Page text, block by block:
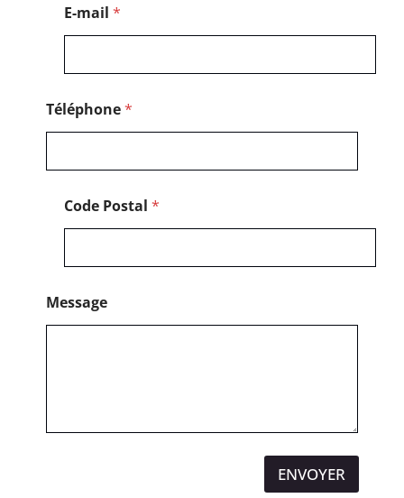
é
é
E-mail *
Téléphone*
Code Postal *
Message
ENVOYER